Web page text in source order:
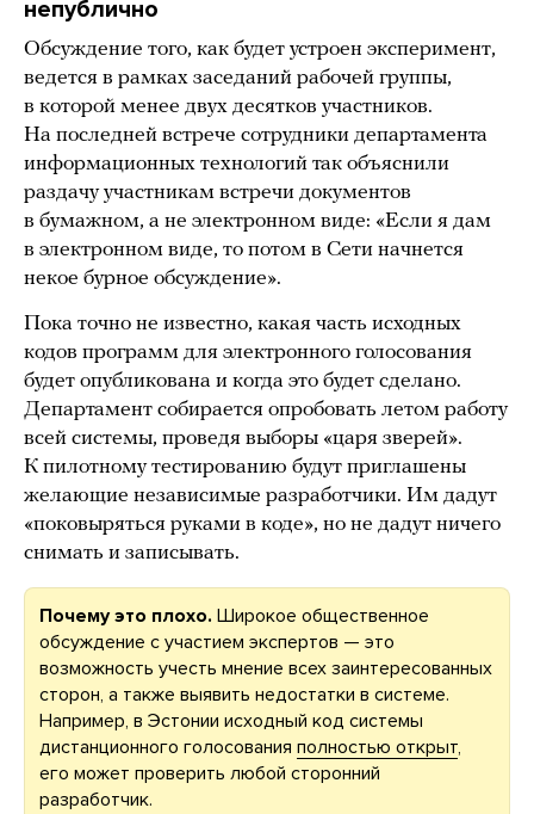
непублично
Обсуждение того, как будет устроен эксперимент,
ведется в рамках заседаний рабочей группы,
в которой менее двух десятков участников.
На последней встрече сотрудники департамента
информационных технологий так объяснили
раздачу участникам встречи документов
в бумажном, а не электронном виде: «Если я дам
в электронном виде, то потом в Сети начнется
некое бурное обсуждение».
Пока точно не известно, какая часть исходных
кодов программ для электронного голосования
будет опубликована и когда это будет сделано.
Департамент собирается опробовать летом работу
всей системы, проведя выборы «царя зверей».
К пилотному тестированию будут приглашены
желающие независимые разработчики. Им дадут
«поковыряться руками в коде», но не дадут ничего
снимать и записывать.
Почему это плохо. Широкое общественное
обсуждение с участием экспертов — это
возможность учесть мнение всех заинтересованных
сторон, а также выявить недостатки в системе.
Например, в Эстонии исходный код системы
дистанционного голосования полностью открыт,
его может проверить любой сторонний
разработчик.